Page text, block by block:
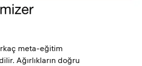
meta-eğitim
Ağırlıkların doğru